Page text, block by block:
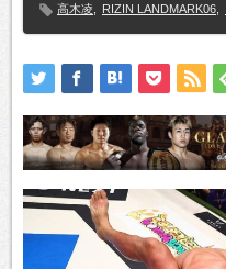
高木凌
RIZIN LANDMARK06